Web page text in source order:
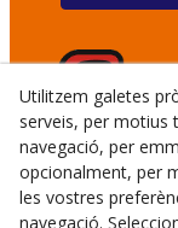
Utilitzem galetes
serveis, per motius
navegació, per
opcionalment, per
les vostres
navegació.